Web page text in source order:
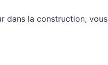
dans la construction,